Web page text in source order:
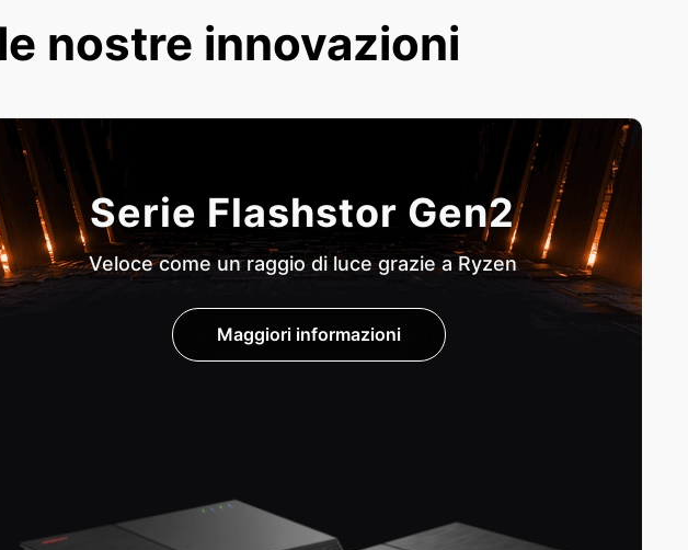
nostre innovazioni
Serie Flashstor Gen2
Veloce come un raggio di luce grazie a Ryzen
Maggiori informazioni